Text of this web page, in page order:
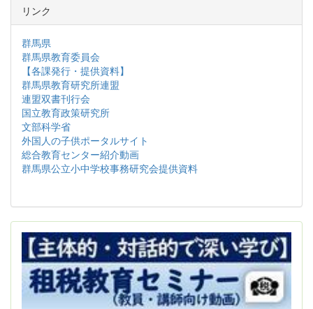
リンク
群馬県
群馬県教育委員会
【各課発行・提供資料】
群馬県教育研究所連盟
連盟双書刊行会
国立教育政策研究所
文部科学省
外国人の子供ポータルサイト
総合教育センター紹介動画
群馬県公立小中学校事務研究会提供資料